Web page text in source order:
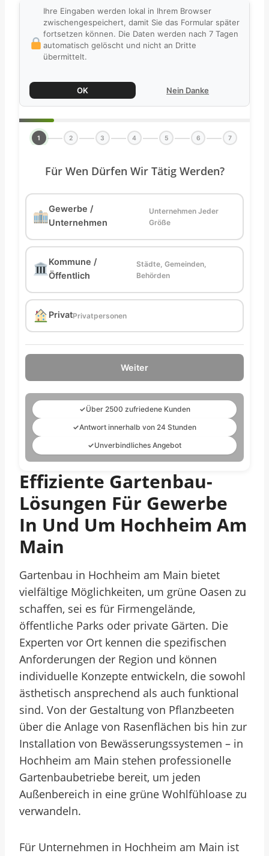
Ihre Eingaben werden lokal in Ihrem Browser
zwischengespeichert, damit Sie das Formular später
fortsetzen können. Die Daten werden nach 7 Tagen
automatisch gelöscht und nicht an Dritte
übermittelt.
OK Nein Danke
1 2 3 4 5 6 7
Für Wen Dürfen Wir Tätig Werden?
Gewerbe /
Unternehmen
Unternehmen Jeder
Größe
Kommune /
Öffentlich
Städte, Gemeinden,
Behörden
PrivatPrivatpersonen
Weiter
✓Über 2500 zufriedene Kunden
✓Antwort innerhalb von 24 Stunden
✓Unverbindliches Angebot
Effiziente Gartenbau-
Lösungen Für Gewerbe
In Und Um Hochheim Am
Main
Gartenbau in Hochheim am Main bietet
vielfältige Möglichkeiten, um grüne Oasen zu
schaffen, sei es für Firmengelände,
öffentliche Parks oder private Gärten. Die
Experten vor Ort kennen die spezifischen
Anforderungen der Region und können
individuelle Konzepte entwickeln, die sowohl
ästhetisch ansprechend als auch funktional
sind. Von der Gestaltung von Pflanzbeeten
über die Anlage von Rasenflächen bis hin zur
Installation von Bewässerungssystemen – in
Hochheim am Main stehen professionelle
Gartenbaubetriebe bereit, um jeden
Außenbereich in eine grüne Wohlfühloase zu
verwandeln.
Für Unternehmen in Hochheim am Main ist